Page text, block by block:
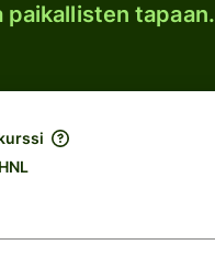
paikallisten tapaan.